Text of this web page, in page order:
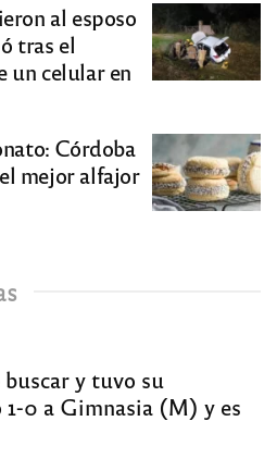
al esposo
tras el
un celular en
Córdoba
mejor alfajor
y tuvo su
1-0 a Gimnasia (M) y es